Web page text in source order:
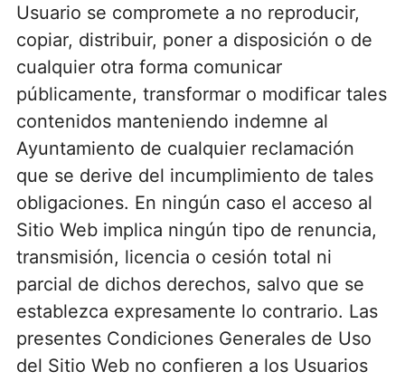
Usuario se compromete a no reproducir,
copiar, distribuir, poner a disposición o de
cualquier otra forma comunicar
públicamente, transformar o modificar tales
contenidos manteniendo indemne al
Ayuntamiento de cualquier reclamación
que se derive del incumplimiento de tales
obligaciones. En ningún caso el acceso al
Sitio Web implica ningún tipo de renuncia,
transmisión, licencia o cesión total ni
parcial de dichos derechos, salvo que se
establezca expresamente lo contrario. Las
presentes Condiciones Generales de Uso
del Sitio Web no confieren a los Usuarios